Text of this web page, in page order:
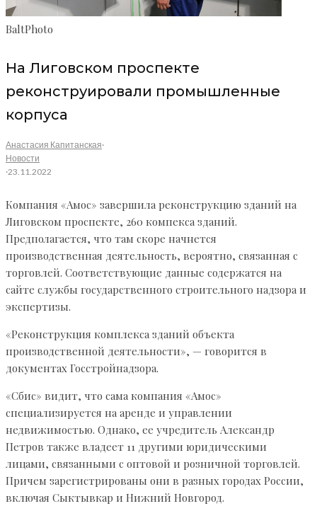
BaltPhoto
На Лиговском проспекте
реконструировали промышленные
корпуса
Анастасия Капитанская·
Новости
·23.11.2022
Компания «Амос» завершила реконструкцию зданий на
Лиговском проспекте, 260 компекса зданий.
Предполагается, что там скоре начнется
производственная деятельность, вероятно, связанная с
торговлей. Соответствующие данные содержатся на
сайте службы государственного строительного надзора и
экспертизы.
«Реконструкция комплекса зданий объекта
производственной деятельности», — говорится в
документах Госстройнадзора.
«Сбис» видит, что сама компания «Амос»
специализируется на аренде и управлении
недвижимостью. Однако, ее учредитель Александр
Петров также владеет 11 другими юридическими
лицами, связанными с оптовой и розничной торговлей.
Причем зарегистрированы они в разных городах России,
включая Сыктывкар и Нижний Новгород.